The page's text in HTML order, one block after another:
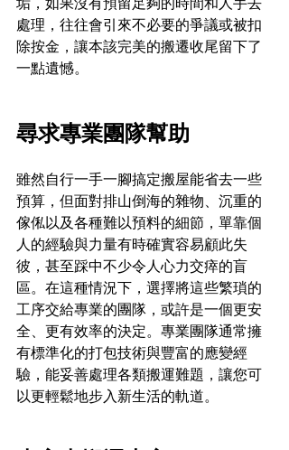
處理，往往會引來不必要的爭議或被扣
除按金，讓本該完美的搬遷收尾留下了
一點遺憾。
尋求專業團隊幫助
雖然自行一手一腳搞定搬屋能省去一些
預算，但面對排山倒海的雜物、沉重的
傢俬以及各種難以預料的細節，單靠個
人的經驗與力量有時確實容易顧此失
彼，甚至踩中不少令人心力交瘁的盲
區。在這種情況下，選擇將這些繁瑣的
工序交給專業的團隊，或許是一個更安
全、更有效率的決定。專業團隊通常擁
有標準化的打包技術與豐富的應變經
驗，能妥善處理各類搬運難題，讓您可
以更輕鬆地步入新生活的軌道。